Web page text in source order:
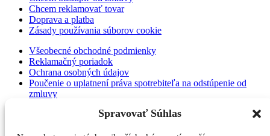
Spravovať Súhlas
Chcem reklamovať tovar
Doprava a platba
Zásady používania súborov cookie
Všeobecné obchodné podmienky
Reklamačný poriadok
Ochrana osobných údajov
Poučenie o uplatnení práva spotrebiteľa na odstúpenie od
zmluvy
Chcem reklamovať tovar